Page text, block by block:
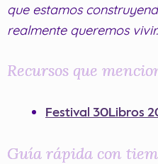
que estamos
realmente queremos vivir.
Recursos que
Festival 30Libros
Guía rápida con